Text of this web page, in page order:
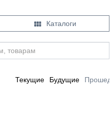
 Каталоги
Текущие Будущие